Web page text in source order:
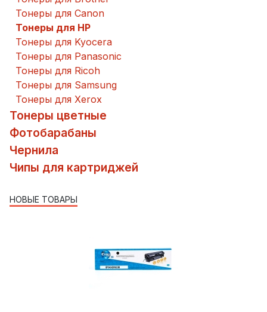
Тонеры для Canon
Тонеры для HP
Тонеры для Kyocera
Тонеры для Panasonic
Тонеры для Ricoh
Тонеры для Samsung
Тонеры для Xerox
Тонеры цветные
Фотобарабаны
Чернила
Чипы для картриджей
НОВЫЕ ТОВАРЫ